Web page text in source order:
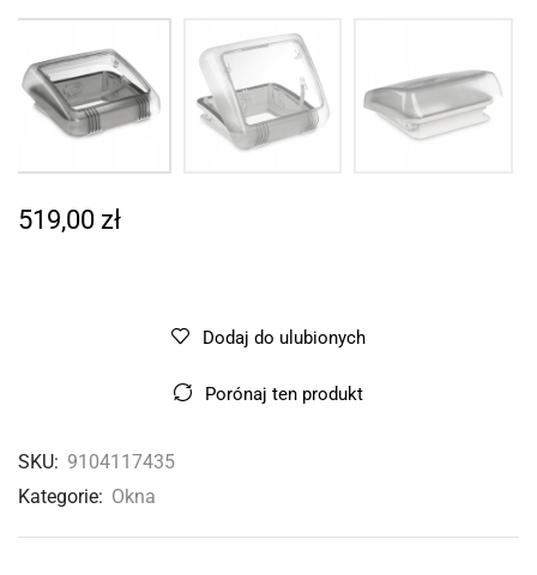
519,00 zł
Dodaj do ulubionych
Porónaj ten produkt
SKU: 9104117435
Kategorie: Okna